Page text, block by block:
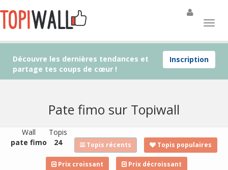
Inscription
Découvre les dernières tendances et
partage tes coups de cœur !
Pate fimo sur Topiwall
Wall
pate fimo
Topis
24
Topis récents Topis populaires
Prix croissant Prix décroissant